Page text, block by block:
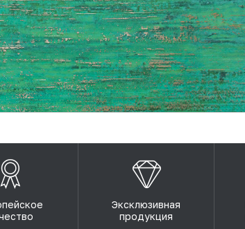
Эксклюзивная
продукция